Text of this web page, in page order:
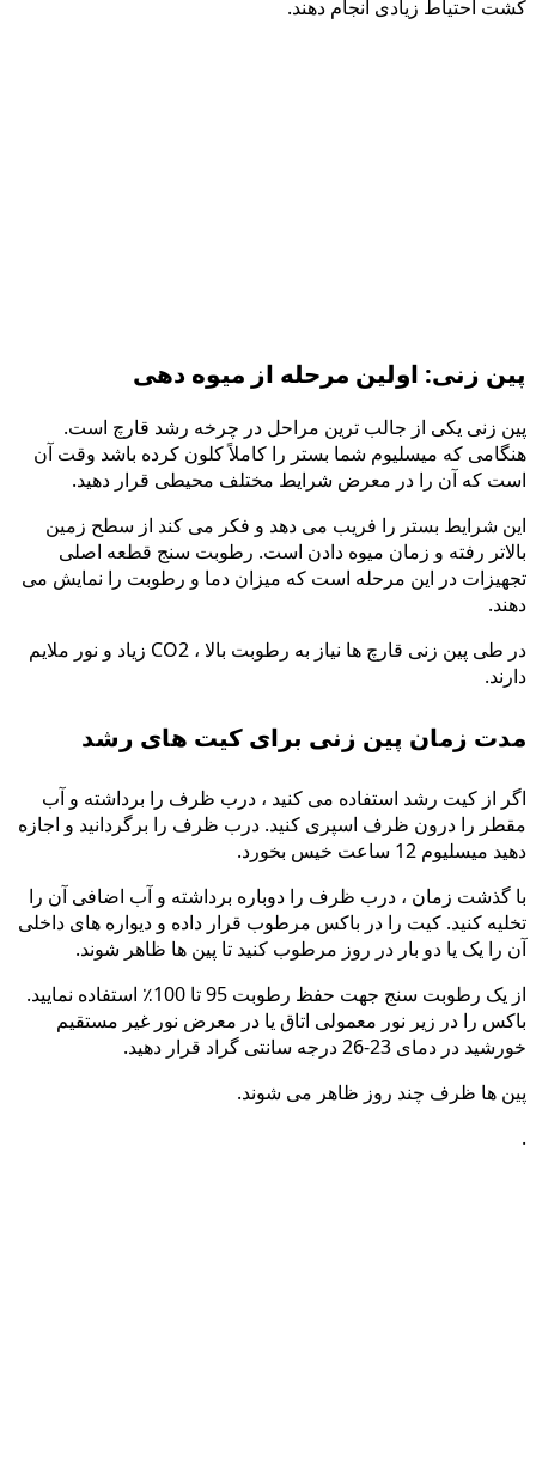
کشت احتیاط زیادی انجام دهند.
پین زنی: اولین مرحله از میوه دهی
پین زنی یکی از جالب ترین مراحل در چرخه رشد قارچ است.
هنگامی که میسلیوم شما بستر را کاملاً کلون کرده باشد وقت آن
است که آن را در معرض شرایط مختلف محیطی قرار دهید.
این شرایط بستر را فریب می دهد و فکر می کند از سطح زمین
بالاتر رفته و زمان میوه دادن است. رطوبت سنج قطعه اصلی
تجهیزات در این مرحله است که میزان دما و رطوبت را نمایش می
دهند.
در طی پین زنی قارچ ها نیاز به رطوبت بالا ، CO2 زیاد و نور ملایم
دارند.
مدت زمان پین زنی برای کیت های رشد
اگر از کیت رشد استفاده می کنید ، درب ظرف را برداشته و آب
مقطر را درون ظرف اسپری کنید. درب ظرف را برگردانید و اجازه
دهید میسلیوم 12 ساعت خیس بخورد.
با گذشت زمان ، درب ظرف را دوباره برداشته و آب اضافی آن را
تخلیه کنید. کیت را در باکس مرطوب قرار داده و دیواره های داخلی
آن را یک یا دو بار در روز مرطوب کنید تا پین ها ظاهر شوند.
از یک رطوبت سنج جهت حفظ رطوبت 95 تا 100٪ استفاده نمایید.
باکس را در زیر نور معمولی اتاق یا در معرض نور غیر مستقیم
خورشید در دمای 23-26 درجه سانتی گراد قرار دهید.
پین ها ظرف چند روز ظاهر می شوند.
.